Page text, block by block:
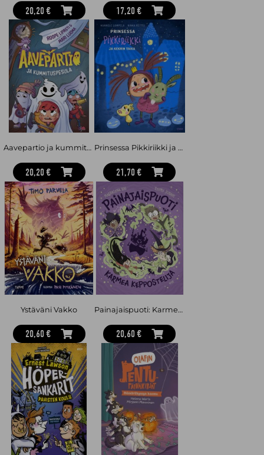
20,20 € 17,20 €
Aavepartio ja kummituspesula
20,20 €
Prinsessa Pikkiriikki ja kekrin taika
21,70 €
Ystäväni Vakko
20,60 €
Painajaispuoti: Karmea keppostelija
20,60 €